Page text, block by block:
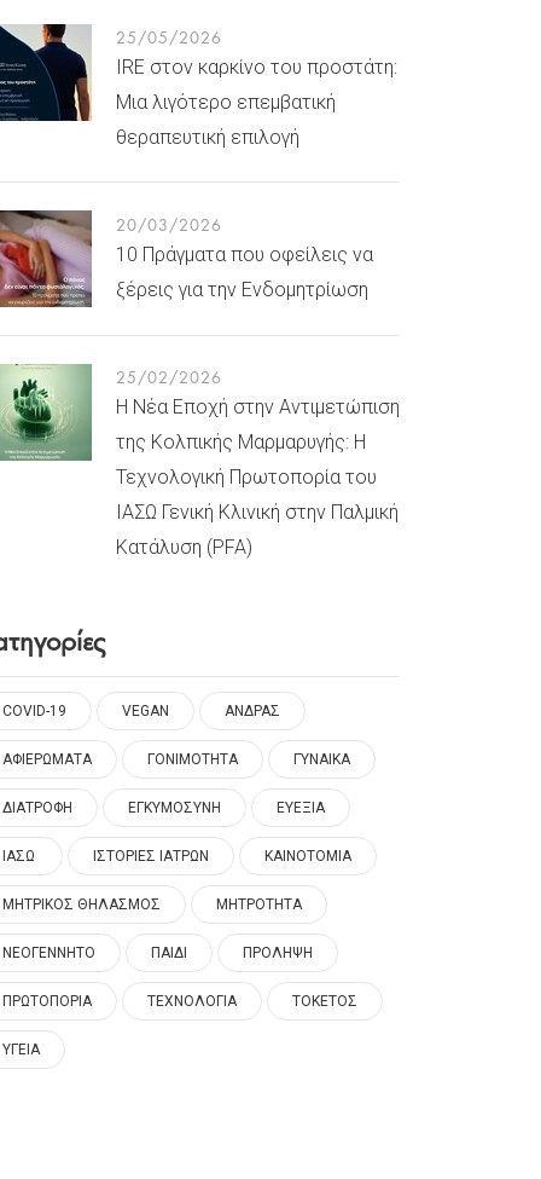
25/05/2026
IRE στον καρκίνο του προστάτη:
Μια λιγότερο επεμβατική
θεραπευτική επιλογή
20/03/2026
10 Πράγματα που οφείλεις να
ξέρεις για την Ενδομητρίωση
25/02/2026
Η Νέα Εποχή στην Αντιμετώπιση
της Κολπικής Μαρμαρυγής: Η
Τεχνολογική Πρωτοπορία του
ΙΑΣΩ Γενική Κλινική στην Παλμική
Κατάλυση (PFA)
COVID-19 VEGAN ΑΝΔΡΑΣ
ΑΦΙΕΡΩΜΑΤΑ ΓΟΝΙΜΟΤΗΤΑ ΓΥΝΑΙΚΑ
ΔΙΑΤΡΟΦΗ ΕΓΚΥΜΟΣΥΝΗ ΕΥΕΞΙΑ
ΙΑΣΩ ΙΣΤΟΡΙΕΣ ΙΑΤΡΩΝ ΚΑΙΝΟΤΟΜΙΑ
ΜΗΤΡΙΚΟΣ ΘΗΛΑΣΜΟΣ ΜΗΤΡΟΤΗΤΑ
ΝΕΟΓΕΝΝΗΤΟ ΠΑΙΔΙ ΠΡΟΛΗΨΗ
ΠΡΩΤΟΠΟΡΙΑ ΤΕΧΝΟΛΟΓΙΑ ΤΟΚΕΤΟΣ
ΥΓΕΙΑ